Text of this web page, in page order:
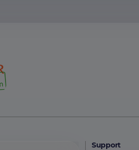
Support